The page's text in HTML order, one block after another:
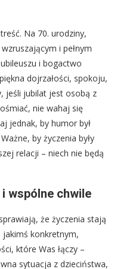
Na 70. urodziny,
i pełnym
i bogactwo
dojrzałości, spokoju,
jeśli jubilat jest osobą z
nie wahaj się
jednak, by humor był
by życzenia były
relacji – niech nie będą
wspólne chwile
że życzenia stają
konkretnym,
które Was łączy –
sytuacja z dzieciństwa,